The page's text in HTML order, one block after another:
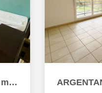
ARGENTAN - Chambre meublée à louer toutes charges comprises